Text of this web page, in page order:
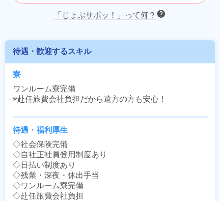
「じょぶサポッ！」って何？
待遇・歓迎するスキル
寮
ワンルーム寮完備
※赴任旅費会社負担だから遠方の方も安心！
待遇・福利厚生
◇社会保険完備
◇自社正社員登用制度あり
◇日払い制度あり
◇残業・深夜・休出手当
◇ワンルーム寮完備
◇赴任旅費会社負担